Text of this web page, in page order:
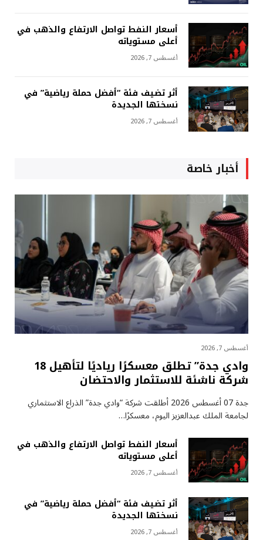
أسعار النفط تواصل الارتفاع والذهب في
أعلى مستوياته
أغسطس 7, 2026
أثر تضيف فئة “أفضل حملة رياضية” في
نسختها الجديدة
أغسطس 7, 2026
أخبار خاصة
أغسطس 7, 2026
وادي جدة” تطلق معسكرًا رياديًا لتأهيل 18
شركة ناشئة للاستثمار والاحتضان
جدة 07 أغسطس 2026 أطلقت شركة “وادي جدة” الذراع الاستثماري
لجامعة الملك عبدالعزيز اليوم، معسكرًا…
أسعار النفط تواصل الارتفاع والذهب في
أعلى مستوياته
أغسطس 7, 2026
أثر تضيف فئة “أفضل حملة رياضية” في
نسختها الجديدة
أغسطس 7, 2026